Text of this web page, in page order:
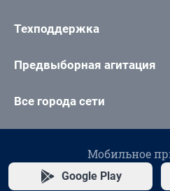
Техподдержка
Предвыборная агитация
Все города сети
Мобильное
Google Play